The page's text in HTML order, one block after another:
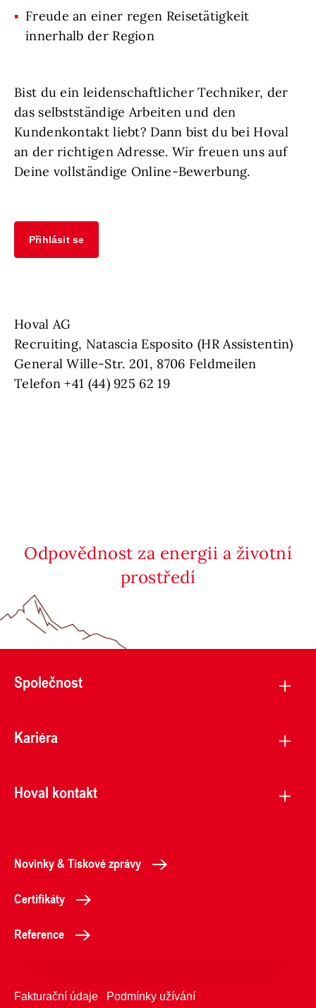
Freude an einer regen Reisetätigkeit
innerhalb der Region
Bist du ein leidenschaftlicher Techniker, der
das selbstständige Arbeiten und den
Kundenkontakt liebt? Dann bist du bei Hoval
an der richtigen Adresse. Wir freuen uns auf
Deine vollständige Online-Bewerbung.
Přihlásit se
Hoval AG
Recruiting, Natascia Esposito (HR Assistentin)
General Wille-Str. 201, 8706 Feldmeilen
Telefon +41 (44) 925 62 19
Odpovědnost za energii a životní
prostředí
Společnost
Kariéra
Hoval kontakt
Novinky & Tiskové zprávy
Certifikáty
Reference
Fakturační údaje
Podmínky užívání